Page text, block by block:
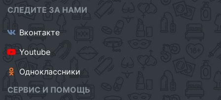
СЛЕДИТЕ ЗА НАМИ
Вконтакте
Youtube
Одноклассники
СЕРВИС И ПОМОЩЬ